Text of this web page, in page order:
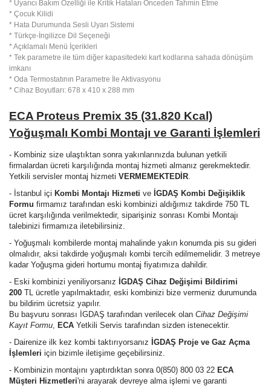
* Uyarıcı Bakım Özelliği ile Kritik Hataları Önceden Tahmin Etme
* Çocuk Kilidi
* Hata Durumunda Sesli Uyarı Sistemi
* Türkçe-İngilizce Dil Seçeneği
* Açıklamalı Menü İçerikleri
* Tek parametre ile tüm diğer kapasitedeki kart kodlarına sahada dönüşüm
imkanı
* Oda Termostatının Parametre İle Aktivasyonu
* Cihaz Boyutları: 678 x 410 x 288 mm
ECA Proteus Premix 35 (31.820 Kcal)
Yoğuşmalı Kombi Montajı ve Garanti İşlemleri
- Kombiniz size ulaştıktan sonra yakınlarınızda bulunan yetkili
firmalardan ücreti karşılığında montaj hizmeti almanız gerekmektedir.
Yetkili servisler montaj hizmeti VERMEMEKTEDİR.
- İstanbul içi Kombi Montajı Hizmeti ve İGDAŞ Kombi Değişiklik
Formu firmamız tarafından eski kombinizi aldığımız takdirde 750 TL
ücret karşılığında verilmektedir, siparişiniz sonrası Kombi Montajı
talebinizi firmamıza iletebilirsiniz.
- Yoğuşmalı kombilerde montaj mahalinde yakın konumda pis su gideri
olmalıdır, aksi takdirde yoğuşmalı kombi tercih edilmemelidir. 3 metreye
kadar Yoğuşma gideri hortumu montaj fiyatımıza dahildir.
- Eski kombinizi yeniliyorsanız İGDAŞ Cihaz Değişimi Bildirimi
200 TL ücretle yapılmaktadır, eski kombinizi bize vermeniz durumunda
bu bildirim ücretsiz yapılır.
Bu başvuru sonrası İGDAŞ tarafından verilecek olan Cihaz Değişimi
Kayıt Formu, ECA Yetkili Servis tarafından sizden istenecektir.
- Dairenize ilk kez kombi taktırıyorsanız İGDAŞ Proje ve Gaz Açma
İşlemleri için bizimle iletişime geçebilirsiniz.
- Kombinizin montajını yaptırdıktan sonra 0(850) 800 03 22 ECA
Müşteri Hizmetleri'ni arayarak devreye alma işlemi ve garanti